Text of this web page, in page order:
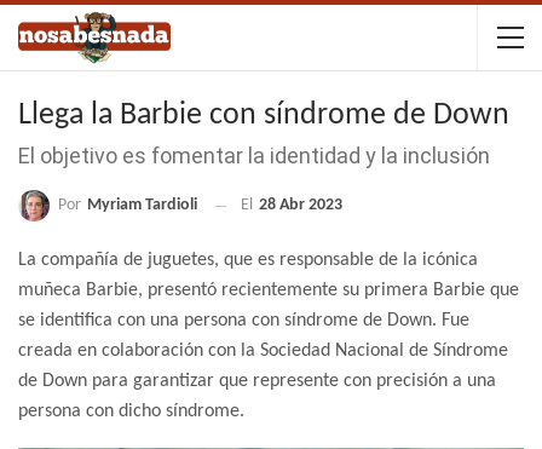
Llega la Barbie con síndrome de Down
El objetivo es fomentar la identidad y la inclusión
Por Myriam Tardioli El 28 Abr 2023
La compañía de juguetes, que es responsable de la icónica
muñeca Barbie, presentó recientemente su primera Barbie que
se identifica con una persona con síndrome de Down. Fue
creada en colaboración con la Sociedad Nacional de Síndrome
de Down para garantizar que represente con precisión a una
persona con dicho síndrome.